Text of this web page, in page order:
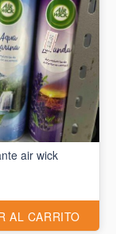
air wick
AL CARRITO